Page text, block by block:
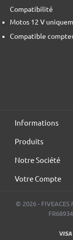
Compatibilité
Motos 12 V
Compatible
Informations
Produits
Notre Société
Votre Compte
© 2026 - FIVEACES